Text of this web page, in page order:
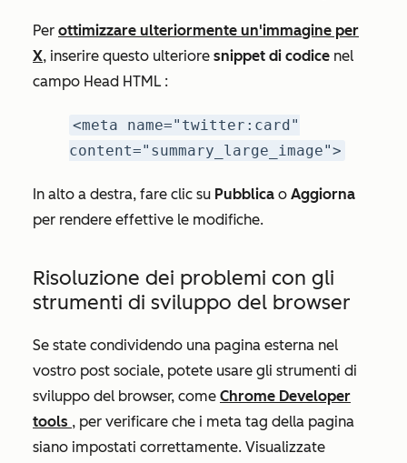
Per ottimizzare ulteriormente un'immagine per
X, inserire questo ulteriore snippet di codice nel
campo Head HTML :
<meta name="twitter:card"
content="summary_large_image">
In alto a destra, fare clic su Pubblica o Aggiorna
per rendere effettive le modifiche.
Risoluzione dei problemi con gli
strumenti di sviluppo del browser
Se state condividendo una pagina esterna nel
vostro post sociale, potete usare gli strumenti di
sviluppo del browser, come Chrome Developer
tools , per verificare che i meta tag della pagina
siano impostati correttamente. Visualizzate